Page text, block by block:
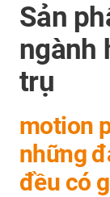
Sản
ngành
trụ
motion
những
đều có